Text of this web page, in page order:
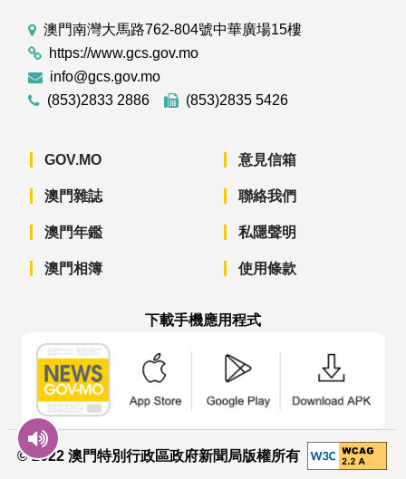
澳門南灣大馬路762-804號中華廣場15樓
https://www.gcs.gov.mo
info@gcs.gov.mo
(853)2833 2886
(853)2835 5426
GOV.MO
澳門雜誌
澳門年鑑
澳門相簿
意見信箱
聯絡我們
私隱聲明
使用條款
下載手機應用程式
© 2022 澳門特別行政區政府新聞局版權所有